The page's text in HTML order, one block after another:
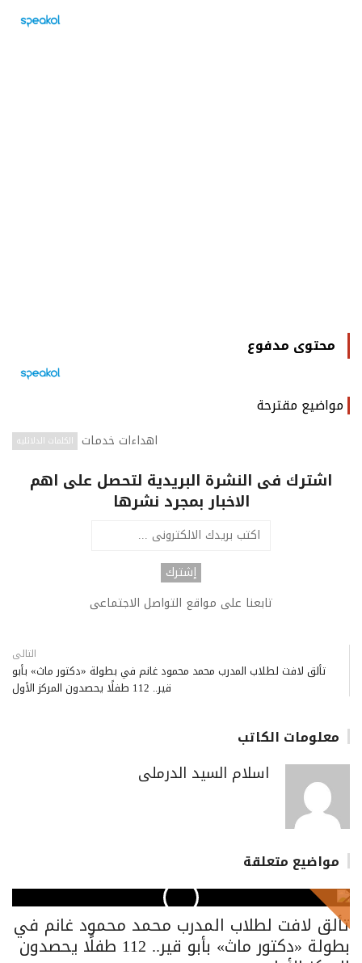
محتوى مدفوع
مواضيع مقترحة
الكلمات الدلائليه خدمات اهداءات
اشترك فى النشرة البريدية لتحصل على اهم
الاخبار بمجرد نشرها
تابعنا على مواقع التواصل الاجتماعى
التالى
تألق لافت لطلاب المدرب محمد محمود غانم في بطولة «دكتور ماث» بأبو
قير.. 112 طفلًا يحصدون المركز الأول
معلومات الكاتب
اسلام السيد الدرملى
مواضيع متعلقة
تألق لافت لطلاب المدرب محمد محمود غانم في
بطولة «دكتور ماث» بأبو قير.. 112 طفلًا يحصدون